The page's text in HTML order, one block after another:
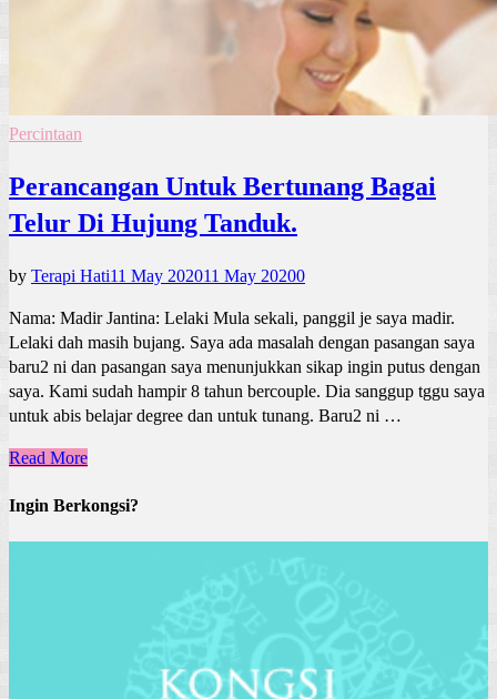
Percintaan
Perancangan Untuk Bertunang Bagai
Telur Di Hujung Tanduk.
by Terapi Hati11 May 202011 May 20200
Nama: Madir Jantina: Lelaki Mula sekali, panggil je saya madir.
Lelaki dah masih bujang. Saya ada masalah dengan pasangan saya
baru2 ni dan pasangan saya menunjukkan sikap ingin putus dengan
saya. Kami sudah hampir 8 tahun bercouple. Dia sanggup tggu saya
untuk abis belajar degree dan untuk tunang. Baru2 ni …
Read More
Ingin Berkongsi?